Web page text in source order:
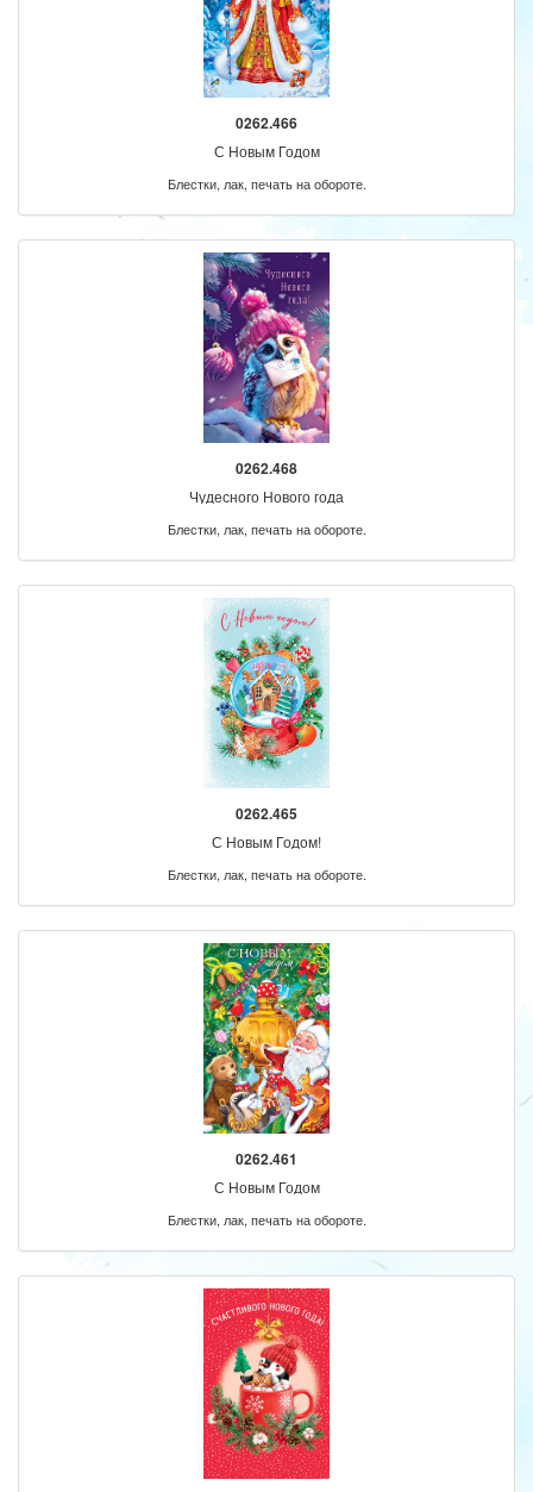
0262.466
С Новым Годом
Блестки, лак, печать на обороте.
0262.468
Чудесного Нового года
Блестки, лак, печать на обороте.
0262.465
С Новым Годом!
Блестки, лак, печать на обороте.
0262.461
С Новым Годом
Блестки, лак, печать на обороте.